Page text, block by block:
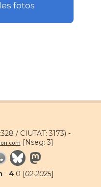
fotos
/ CIUTAT: 3173) -
[Nseg: 3]
- 4.0 [02·2025]